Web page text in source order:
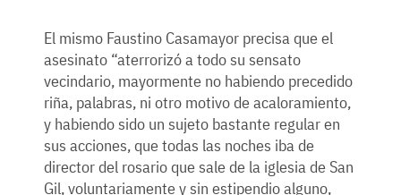
El mismo Faustino Casamayor precisa que el
asesinato “aterrorizó a todo su sensato
vecindario, mayormente no habiendo precedido
riña, palabras, ni otro motivo de acaloramiento,
y habiendo sido un sujeto bastante regular en
sus acciones, que todas las noches iba de
director del rosario que sale de la iglesia de San
Gil, voluntariamente y sin estipendio alguno,